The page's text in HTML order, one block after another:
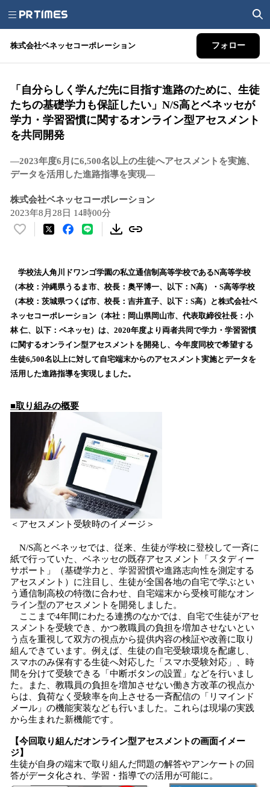
株式会社ベネッセコーポレーション フォロー
「自分らしく学んだ先に目指す進路のために、生徒
たちの基礎学力も保証したい」N/S高とベネッセが
学力・学習習慣に関するオンライン型アセスメント
を共同開発
―2023年度6月に6,500名以上の生徒へアセスメントを実施、
データを活用した進路指導を実現―
株式会社ベネッセコーポレーション
2023年8月28日 14時00分
い
！
数
を
読
込
み
中
で
学校法人角川ドワンゴ学園の私立通信制高等学校であるN高等学校
（本校：沖縄県うるま市、校長：奥平博一、以下：N高）・S高等学校
（本校：茨城県つくば市、校長：吉井直子、以下：S高）と株式会社ベ
ネッセコーポレーション（本社：岡山県岡山市、代表取締役社長：小
林 仁、以下：ベネッセ）は、2020年度より両者共同で学力・学習習慣
に関するオンライン型アセスメントを開発し、今年度同校で希望する
生徒6,500名以上に対して自宅端末からのアセスメント実施とデータを
活用した進路指導を実現しました。
■取り組みの概要
＜アセスメント受験時のイメージ＞
N/S高とベネッセでは、従来、生徒が学校に登校して一斉に
紙で行っていた、ベネッセの既存アセスメント「スタディー
サポート」（基礎学力と、学習習慣や進路志向性を測定する
アセスメント）に注目し、生徒が全国各地の自宅で学ぶとい
う通信制高校の特徴に合わせ、自宅端末から受検可能なオン
ライン型のアセスメントを開発しました。
ここまで4年間にわたる連携のなかでは、自宅で生徒がアセ
スメントを受験でき、かつ教職員の負担を増加させないとい
う点を重視して双方の視点から提供内容の検証や改善に取り
組んできています。例えば、生徒の自宅受験環境を配慮し、
スマホのみ保有する生徒へ対応した「スマホ受験対応」、時
間を分けて受験できる「中断ボタンの設置」などを行いまし
た。また、教職員の負担を増加させない働き方改革の視点か
らは、負荷なく受験率を向上させる一斉配信の「リマインド
メール」の機能実装なども行いました。これらは現場の実践
から生まれた新機能です。
【今回取り組んだオンライン型アセスメントの画面イメー
ジ】
生徒が自身の端末で取り組んだ問題の解答やアンケートの回
答がデータ化され、学習・指導での活用が可能に。